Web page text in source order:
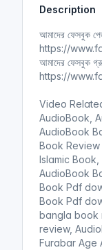
Description
আমাদের ফেসবুক
https://
আমাদের ফেসবুক
https://
Video
AudioBook,
AudioBook
Book Review
Islamic
AudioBook
Book Pdf
Book Pdf
bangla book
review,
Furabar Age